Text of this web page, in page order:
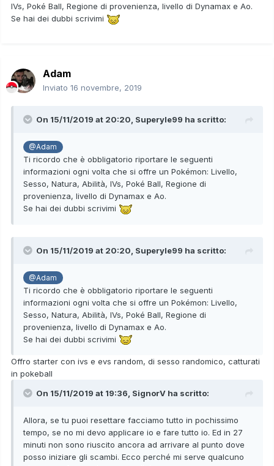
IVs, Poké Ball, Regione di provenienza, livello di Dynamax e Ao.
Se hai dei dubbi scrivimi
Adam
Inviato 16 novembre, 2019
On 15/11/2019 at 20:20, Superyle99 ha scritto:
@Adam
Ti ricordo che è obbligatorio riportare le seguenti
informazioni ogni volta che si offre un Pokémon: Livello,
Sesso, Natura, Abilità, IVs, Poké Ball, Regione di
provenienza, livello di Dynamax e Ao.
Se hai dei dubbi scrivimi
On 15/11/2019 at 20:20, Superyle99 ha scritto:
@Adam
Ti ricordo che è obbligatorio riportare le seguenti
informazioni ogni volta che si offre un Pokémon: Livello,
Sesso, Natura, Abilità, IVs, Poké Ball, Regione di
provenienza, livello di Dynamax e Ao.
Se hai dei dubbi scrivimi
Offro starter con ivs e evs random, di sesso randomico, catturati
in pokeball
On 15/11/2019 at 19:36, SignorV ha scritto:
Allora, se tu puoi resettare facciamo tutto in pochissimo
tempo, se no mi devo applicare io e fare tutto io. Ed in 27
minuti non sono riuscito ancora ad arrivare al punto dove
posso iniziare gli scambi. Ecco perché mi serve qualcuno